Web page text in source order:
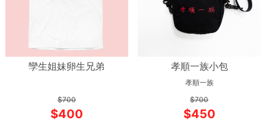
孿生姐妹卵生兄弟
700
400
孝順一族小包
孝順一族
700
450